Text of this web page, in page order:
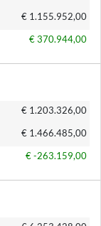
€ 1.155.952,00
€ 370.944,00
€ 1.203.326,00
€ 1.466.485,00
€ -263.159,00